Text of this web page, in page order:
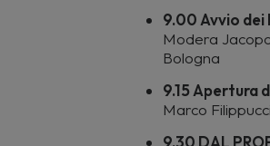
9.00 Avvio dei
Modera
Bologna
9.15 Apertura
Marco
9.30 DAL